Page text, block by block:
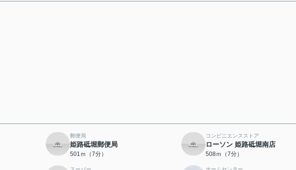
郵便局
姫路砥堀郵便局
501ｍ（7分）
コンビニエンスストア
ローソン 姫路砥堀南店
508ｍ（7分）